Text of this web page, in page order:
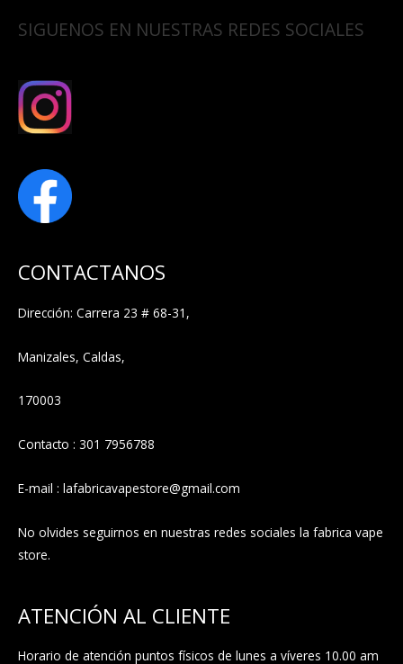
SIGUENOS EN NUESTRAS REDES SOCIALES
CONTACTANOS
Dirección: Carrera 23 # 68-31,
Manizales, Caldas,
170003
Contacto : 301 7956788
E-mail : lafabricavapestore@gmail.com
No olvides seguirnos en nuestras redes sociales la fabrica vape
store.
ATENCIÓN AL CLIENTE
Horario de atención puntos físicos de lunes a víveres 10.00 am